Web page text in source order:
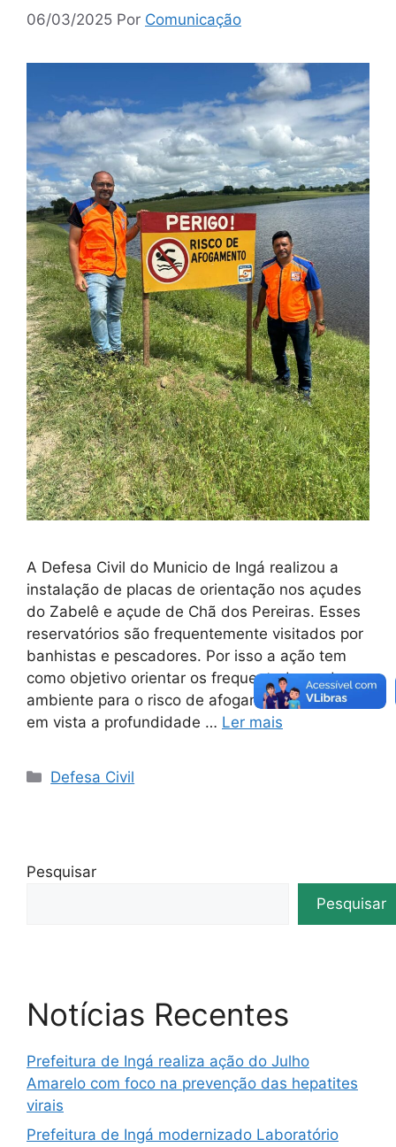
06/03/2025 Por Comunicação
A Defesa Civil do Municio de Ingá realizou a
instalação de placas de orientação nos açudes
do Zabelê e açude de Chã dos Pereiras. Esses
reservatórios são frequentemente visitados por
banhistas e pescadores. Por isso a ação tem
como objetivo orientar os frequentadores do
ambiente para o risco de afogamento, tendo
em vista a profundidade … Ler mais
Defesa Civil
Pesquisar
Pesquisar
Notícias Recentes
Prefeitura de Ingá realiza ação do Julho
Amarelo com foco na prevenção das hepatites
virais
Prefeitura de Ingá modernizado Laboratório